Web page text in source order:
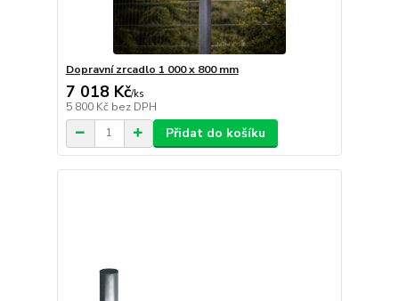
Dopravní zrcadlo 1 000 x 800 mm
7 018 Kč/ks
5 800 Kč bez DPH
Přidat do košíku